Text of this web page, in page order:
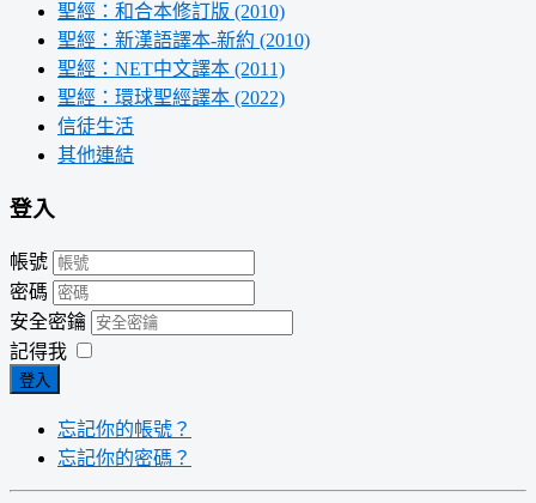
聖經：和合本修訂版 (2010)
聖經：新漢語譯本-新約 (2010)
聖經：NET中文譯本 (2011)
聖經：環球聖經譯本 (2022)
信徒生活
其他連結
登入
帳號
密碼
安全密鑰
記得我
登入
忘記你的帳號？
忘記你的密碼？